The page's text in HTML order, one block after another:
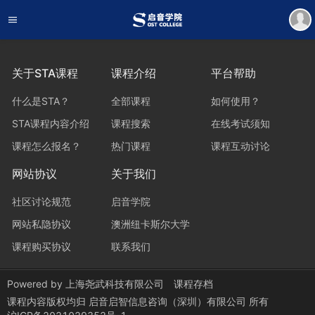
关于STA课程
什么是STA？
STA课程内容介绍
课程怎么报名？
课程介绍
全部课程
课程搜索
热门课程
平台帮助
如何使用？
在线考试须知
课程互动讨论
网站协议
社区讨论规范
网站私隐协议
课程购买协议
关于我们
启音学院
澳洲纽卡斯尔大学
联系我们
Powered by 上海尧武科技有限公司
课程存档
课程内容版权均归 启音启智信息咨询（深圳）有限公司 所有